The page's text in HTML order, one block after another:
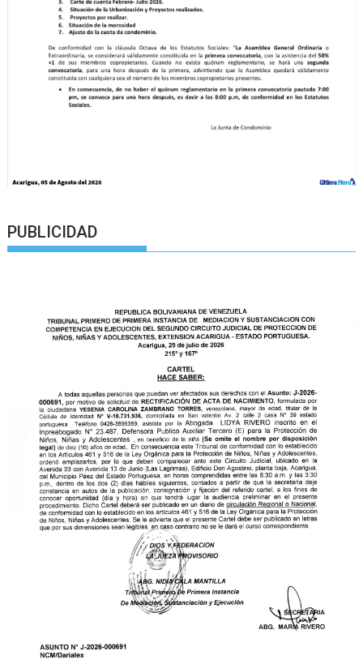
PUBLICIDAD